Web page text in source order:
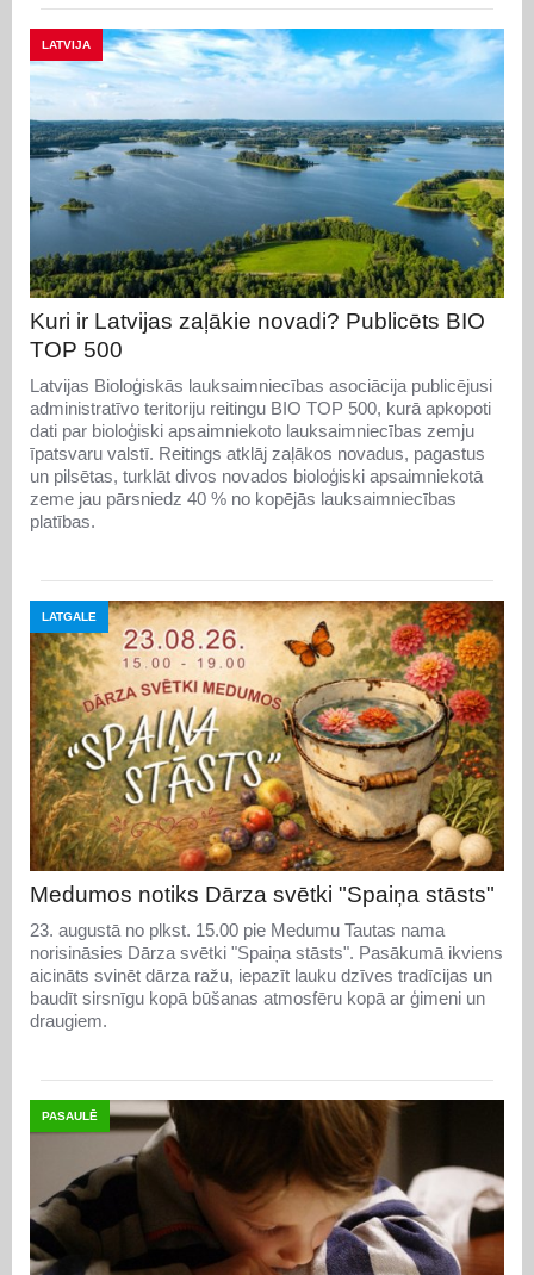
LATVIJA
Kuri ir Latvijas zaļākie novadi? Publicēts BIO
TOP 500
Latvijas Bioloģiskās lauksaimniecības asociācija publicējusi
administratīvo teritoriju reitingu BIO TOP 500, kurā apkopoti
dati par bioloģiski apsaimniekoto lauksaimniecības zemju
īpatsvaru valstī. Reitings atklāj zaļākos novadus, pagastus
un pilsētas, turklāt divos novados bioloģiski apsaimniekotā
zeme jau pārsniedz 40 % no kopējās lauksaimniecības
platības.
LATGALE
Medumos notiks Dārza svētki "Spaiņa stāsts"
23. augustā no plkst. 15.00 pie Medumu Tautas nama
norisināsies Dārza svētki "Spaiņa stāsts". Pasākumā ikviens
aicināts svinēt dārza ražu, iepazīt lauku dzīves tradīcijas un
baudīt sirsnīgu kopā būšanas atmosfēru kopā ar ģimeni un
draugiem.
PASAULĒ